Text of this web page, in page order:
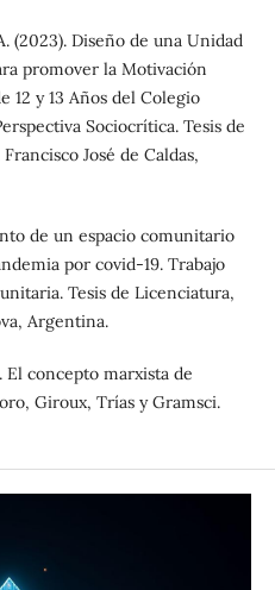
(2023). Diseño de una Unidad
promover la Motivación
12 y 13 Años del Colegio
Sociocrítica. Tesis de
José de Caldas,
de un espacio comunitario
por covid-19. Trabajo
Tesis de Licenciatura,
Argentina.
El concepto marxista de
Giroux, Trías y Gramsci.